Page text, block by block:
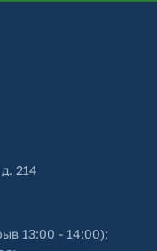
214
13:00 - 14:00);